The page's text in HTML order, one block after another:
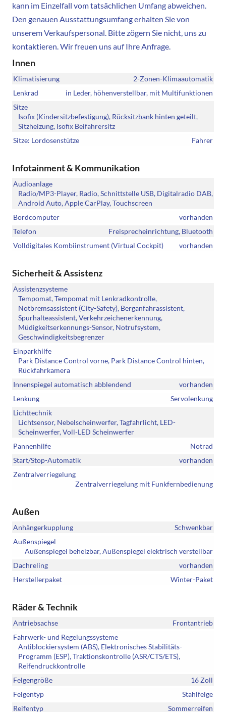
kann im Einzelfall vom tatsächlichen Umfang abweichen.
Den genauen Ausstattungsumfang erhalten Sie von
unserem Verkaufspersonal. Bitte zögern Sie nicht, uns zu
kontaktieren. Wir freuen uns auf Ihre Anfrage.
Innen
Klimatisierung
2-Zonen-Klimaautomatik
Lenkrad
in Leder, höhenverstellbar, mit Multifunktionen
Sitze
Isofix (Kindersitzbefestigung), Rücksitzbank hinten geteilt,
Sitzheizung, Isofix Beifahrersitz
Sitze: Lordosenstütze
Fahrer
Infotainment & Kommunikation
Audioanlage
Radio/MP3-Player, Radio, Schnittstelle USB, Digitalradio DAB,
Android Auto, Apple CarPlay, Touchscreen
Bordcomputer
vorhanden
Telefon
Freisprecheinrichtung, Bluetooth
Volldigitales Kombiinstrument (Virtual Cockpit)
vorhanden
Sicherheit & Assistenz
Assistenzsysteme
Tempomat, Tempomat mit Lenkradkontrolle,
Notbremsassistent (City-Safety), Berganfahrassistent,
Spurhalteassistent, Verkehrzeichenerkennung,
Müdigkeitserkennungs-Sensor, Notrufsystem,
Geschwindigkeitsbegrenzer
Einparkhilfe
Park Distance Control vorne, Park Distance Control hinten,
Rückfahrkamera
Innenspiegel automatisch abblendend
vorhanden
Lenkung
Servolenkung
Lichttechnik
Lichtsensor, Nebelscheinwerfer, Tagfahrlicht, LED-
Scheinwerfer, Voll-LED Scheinwerfer
Pannenhilfe
Notrad
Start/Stop-Automatik
vorhanden
Zentralverriegelung
Zentralverriegelung mit Funkfernbedienung
Außen
Anhängerkupplung
Schwenkbar
Außenspiegel
Außenspiegel beheizbar, Außenspiegel elektrisch verstellbar
Dachreling
vorhanden
Herstellerpaket
Winter-Paket
Räder & Technik
Antriebsachse
Frontantrieb
Fahrwerk- und Regelungssysteme
Antiblockiersystem (ABS), Elektronisches Stabilitäts-
Programm (ESP), Traktionskontrolle (ASR/CTS/ETS),
Reifendruckkontrolle
Felgengröße
16 Zoll
Felgentyp
Stahlfelge
Reifentyp
Sommerreifen